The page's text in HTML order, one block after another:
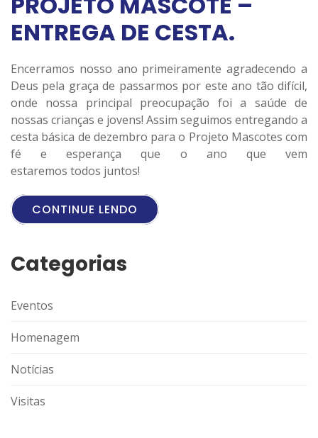
ENTREGA DE CESTA.
Encerramos nosso ano primeiramente agradecendo a
Deus pela graça de passarmos por este ano tão difícil,
onde nossa principal preocupação foi a saúde de
nossas crianças e jovens! Assim seguimos entregando a
cesta básica de dezembro para o Projeto Mascotes com
fé e esperança que o ano que vem
estaremos todos juntos!
CONTINUE LENDO
Categorias
Eventos
Homenagem
Notícias
Visitas